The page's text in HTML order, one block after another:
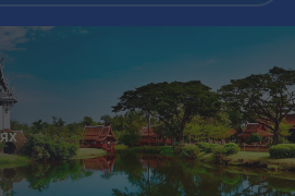
Instagram